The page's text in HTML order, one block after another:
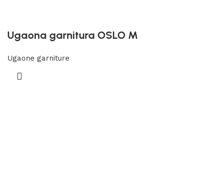
Ugaona garnitura OSLO M
Ugaone garniture